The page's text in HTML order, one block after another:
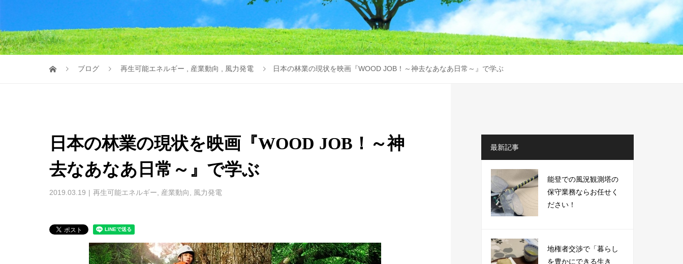
ブログ 再生可能エネルギー 産業動向 風力発電 日本の林業の現状を映画『WOOD JOB！～神去なあなあ日常～』で学ぶ
日本の林業の現状を映画『WOOD JOB！～神
去なあなあ日常～』で学ぶ
2019.03.19 再生可能エネルギー 産業動向 風力発電
最新記事
能登での風況観測塔の
保守業務ならお任せく
ださい！
地権者交渉で「暮らし
を豊かにできる生き